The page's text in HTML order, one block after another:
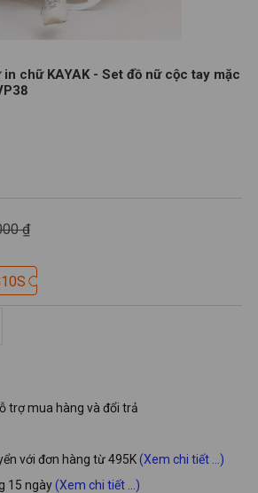
in chữ KAYAK - Set đồ nữ cộc tay mặc
₫
trợ mua hàng và đổi trả
với đơn hàng từ 495K(Xem chi tiết ...)
15 ngày(Xem chi tiết ...)